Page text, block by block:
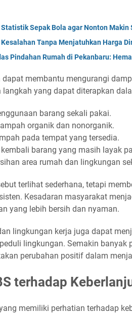
Sepak Bola agar Nonton Makin
Tanpa Menjatuhkan Harga
Pindahan Rumah di Pekanbaru:
dapat membantu mengurangi
langkah yang dapat diterapkan
barang sekali pakai.
organik dan nonorganik.
pada tempat yang tersedia.
barang yang masih layak
area rumah dan lingkungan
terlihat sederhana, tetapi
Kesadaran masyarakat
yang lebih bersih dan nyaman.
lingkungan kerja juga dapat
lingkungan. Semakin banyak
perubahan positif dalam
terhadap
memiliki perhatian terhadap